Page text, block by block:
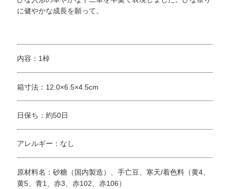
に健やかな成長を願って。
内容：1棹
箱寸法：12.0×6.5×4.5cm
日保ち：約50日
アレルギー：なし
原材料名：砂糖（国内製造）、手亡豆、寒天/着色料（黄4、
黄5、青1、赤3、赤102、赤106）